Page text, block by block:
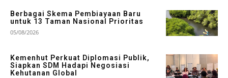
Berbagai Skema Pembiayaan Baru
untuk 13 Taman Nasional Prioritas
05/08/2026
Kemenhut Perkuat Diplomasi Publik,
Siapkan SDM Hadapi Negosiasi
Kehutanan Global